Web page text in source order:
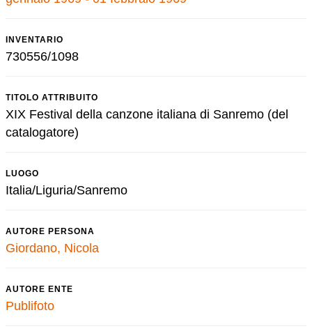
INVENTARIO
730556/1098
TITOLO ATTRIBUITO
XIX Festival della canzone italiana di Sanremo (del
catalogatore)
LUOGO
Italia/Liguria/Sanremo
AUTORE PERSONA
Giordano, Nicola
AUTORE ENTE
Publifoto